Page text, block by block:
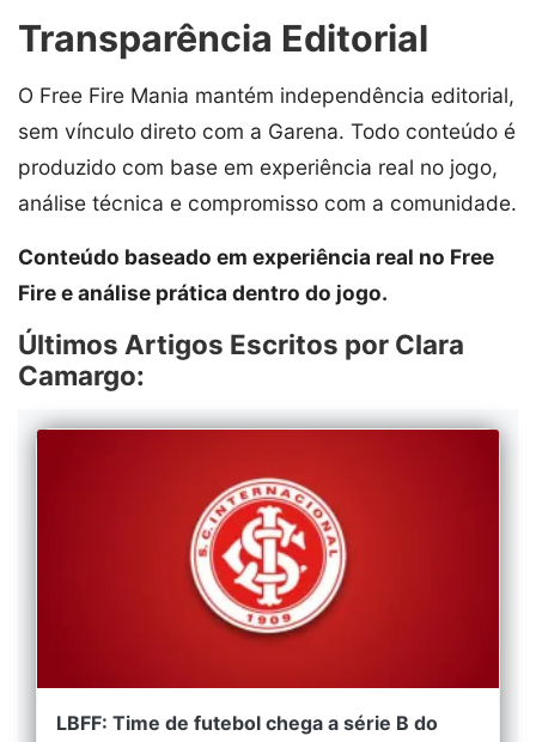
Transparência Editorial
O Free Fire Mania mantém independência editorial,
sem vínculo direto com a Garena. Todo conteúdo é
produzido com base em experiência real no jogo,
análise técnica e compromisso com a comunidade.
Conteúdo baseado em experiência real no Free
Fire e análise prática dentro do jogo.
Últimos Artigos Escritos por Clara
Camargo:
LBFF: Time de futebol chega a série B do